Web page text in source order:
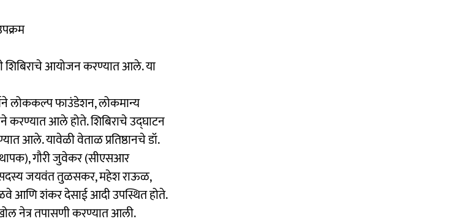
शिबिराचे आयोजन करण्यात आले. या
लोककल्प फाउंडेशन, लोकमान्य
करण्यात आले होते. शिबिराचे उद्घाटन
आले. यावेळी वेताळ प्रतिष्ठानचे डॉ.
गौरी जुवेकर (सीएसआर
सदस्य जयवंत तुळसकर, महेश राऊळ,
आणि शंकर देसाई आदी उपस्थित होते.
नेत्र तपासणी करण्यात आली.